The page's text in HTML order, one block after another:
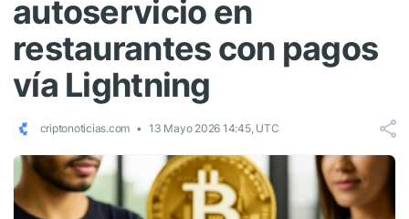
autoservicio en
restaurantes con pagos
vía Lightning
criptonoticias.com 13 Mayo 2026 14:45, UTC